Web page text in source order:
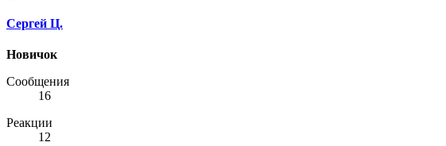
Сергей Ц.
Новичок
Сообщения
16
Реакции
12